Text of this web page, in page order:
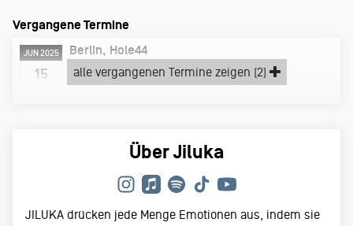
Vergangene Termine
JUN 2025
15
Berlin
Hole44
Sonntag, 15.06.25
alle vergangenen Termine zeigen (2)
Über Jiluka
JILUKA drücken jede Menge Emotionen aus, indem sie